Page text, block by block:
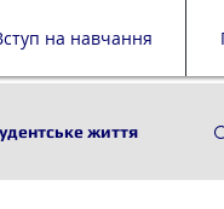
на навчання
життя